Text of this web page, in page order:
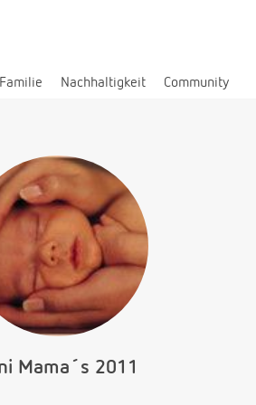
Familie Nachhaltigkeit Community
Mama´s 2011